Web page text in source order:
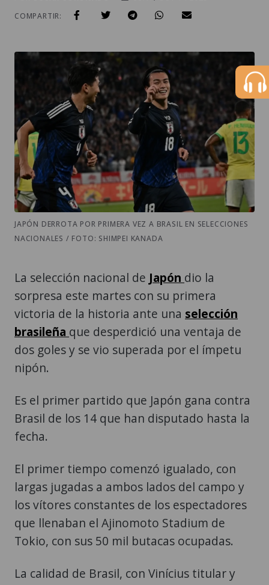
COMPARTIR:
JAPÓN DERROTA POR PRIMERA VEZ A BRASIL EN SELECCIONES
NACIONALES / FOTO: SHIMPEI KANADA
La selección nacional de Japón dio la
sorpresa este martes con su primera
victoria de la historia ante una selección
brasileña que desperdició una ventaja de
dos goles y se vio superada por el ímpetu
nipón.
Es el primer partido que Japón gana contra
Brasil de los 14 que han disputado hasta la
fecha.
El primer tiempo comenzó igualado, con
largas jugadas a ambos lados del campo y
los vítores constantes de los espectadores
que llenaban el Ajinomoto Stadium de
Tokio, con sus 50 mil butacas ocupadas.
La calidad de Brasil, con Vinícius titular y